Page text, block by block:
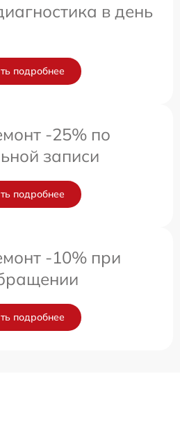
в день
подробнее
-25% по
записи
подробнее
-10% при
подробнее